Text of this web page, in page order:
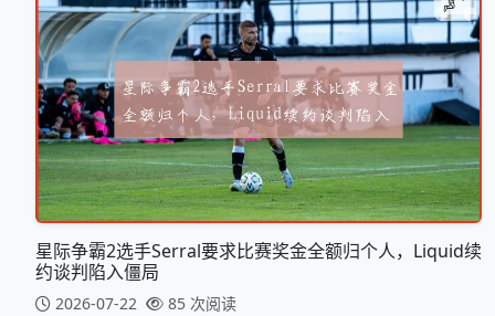
星际争霸2选手Serral要求比赛奖金全额归个人，Liquid续
约谈判陷入僵局
2026-07-22 85 次阅读